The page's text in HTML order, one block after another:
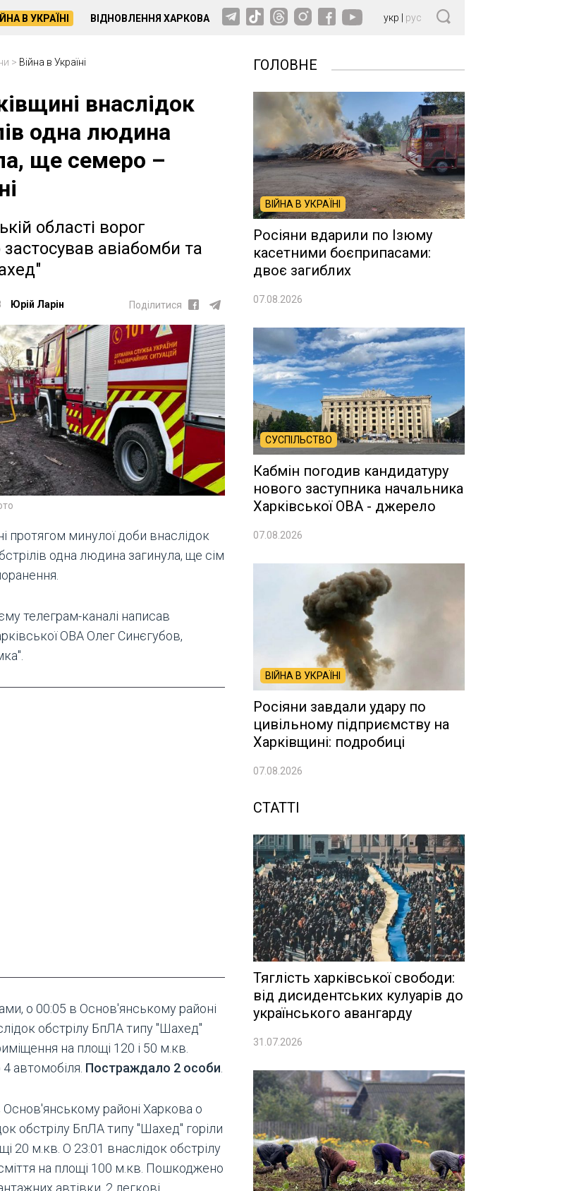
В УКРАЇНІ ВІДНОВЛЕННЯ ХАРКОВА укр рус
> Війна в Україні
внаслідок
одна людина
ще семеро –
області ворог
авіабомби та
Юрій Ларін Поділитися
протягом минулої доби внаслідок
одна людина загинула, ще сім
телеграм-каналі написав
ОВА Олег Синєгубов,
о 00:05 в Основ'янському районі
обстрілу БпЛА типу "Шахед"
на площі 120 і 50 м.кв.
автомобіля. Постраждало 2 особи.
Основ'янському районі Харкова о
обстрілу БпЛА типу "Шахед" горіли
20 м.кв. О 23:01 внаслідок обстрілу
на площі 100 м.кв. Пошкоджено
ГОЛОВНЕ
ВІЙНА В УКРАЇНІ
Росіяни вдарили по Ізюму
касетними боєприпасами:
двоє загиблих
07.08.2026
СУСПІЛЬСТВО
Кабмін погодив кандидатуру
нового заступника начальника
Харківської ОВА - джерело
07.08.2026
ВІЙНА В УКРАЇНІ
Росіяни завдали удару по
цивільному підприємству на
Харківщині: подробиці
07.08.2026
СТАТТІ
Тяглість харківської свободи:
від дисидентських кулуарів до
українського авангарду
31.07.2026